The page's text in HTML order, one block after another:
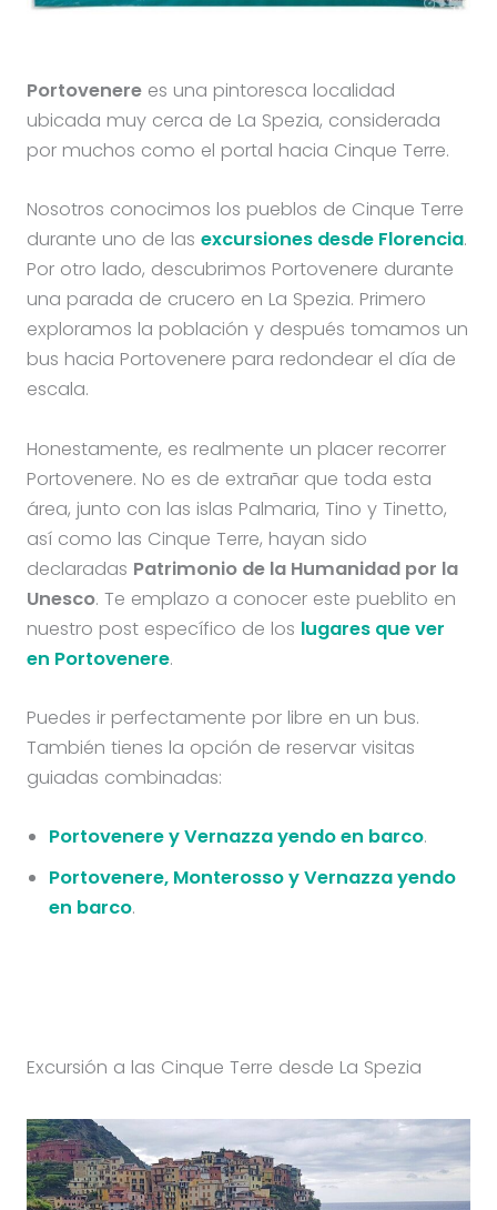
Portovenerees una pintoresca localidad
ubicada muy cerca de La Spezia, considerada
por muchos como el portal hacia Cinque Terre.
Nosotros conocimos los pueblos de Cinque Terre
durante uno de las excursiones desde Florencia.
Por otro lado, descubrimos Portovenere durante
una parada de crucero en La Spezia. Primero
exploramos la población y después tomamos un
bus hacia Portovenere para redondear el día de
escala.
Honestamente, es realmente un placer recorrer
Portovenere. No es de extrañar que toda esta
área, junto con las islas Palmaria, Tino y Tinetto,
así como las Cinque Terre, hayan sido
declaradas Patrimonio de la Humanidad por la
Unesco. Te emplazo a conocer este pueblito en
nuestro post específico de los lugares que ver
en Portovenere.
Puedes ir perfectamente por libre en un bus.
También tienes la opción de reservar visitas
guiadas combinadas:
Portovenere y Vernazza yendo en barco.
Portovenere, Monterosso y Vernazza yendo
en barco.
Excursión a las Cinque Terre desde La Spezia